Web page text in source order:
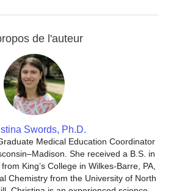
de l'auteur
Swords, Ph.D.
Medical Education Coordinator
She received a B.S. in
King’s College in Wilkes-Barre, PA,
Chemistry from the University of North